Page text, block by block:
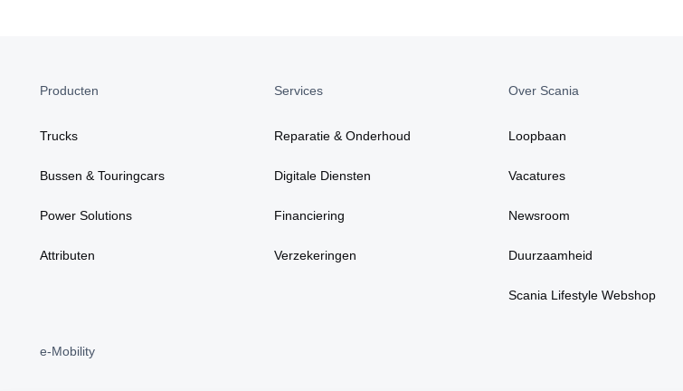
Producten
Trucks
Bussen & Touringcars
Power Solutions
Attributen
Services
Reparatie & Onderhoud
Digitale Diensten
Financiering
Verzekeringen
Over Scania
Loopbaan
Vacatures
Newsroom
Duurzaamheid
Scania Lifestyle Webshop
e-Mobility